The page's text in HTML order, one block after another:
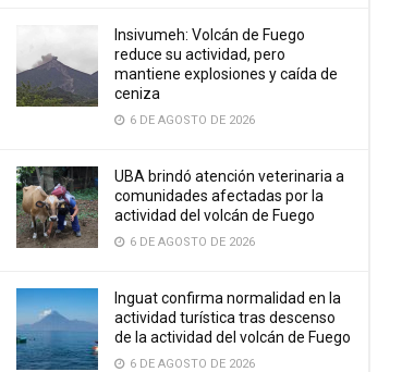
Insivumeh: Volcán de Fuego
reduce su actividad, pero
mantiene explosiones y caída de
ceniza
6 DE AGOSTO DE 2026
UBA brindó atención veterinaria a
comunidades afectadas por la
actividad del volcán de Fuego
6 DE AGOSTO DE 2026
Inguat confirma normalidad en la
actividad turística tras descenso
de la actividad del volcán de Fuego
6 DE AGOSTO DE 2026